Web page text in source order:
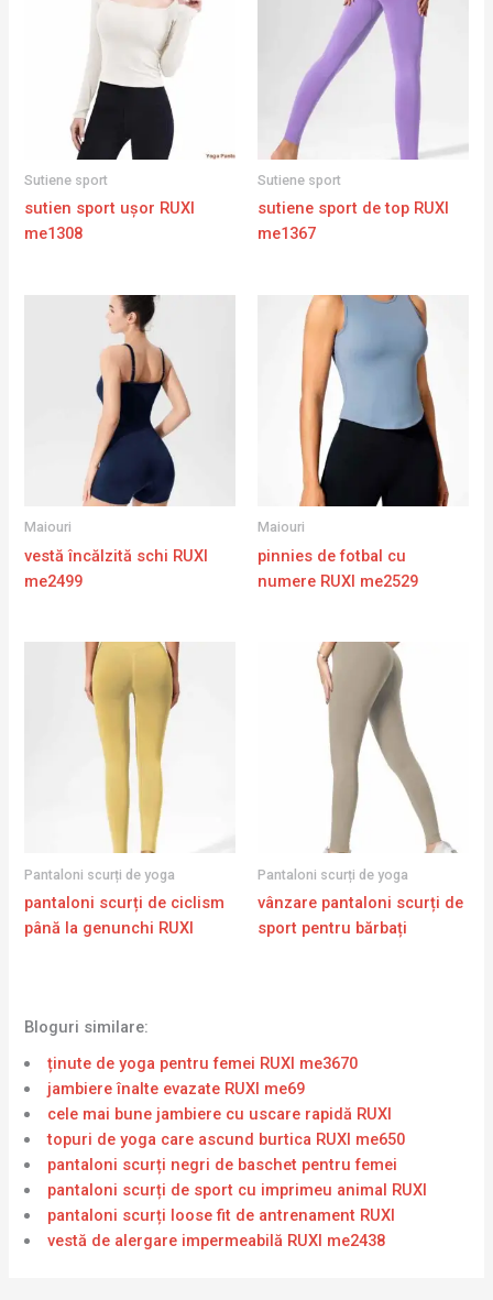
Sutiene sport
sutien sport ușor RUXI
me1308
Sutiene sport
sutiene sport de top RUXI
me1367
Maiouri
vestă încălzită schi RUXI
me2499
Maiouri
pinnies de fotbal cu
numere RUXI me2529
Pantaloni scurți de yoga
pantaloni scurți de ciclism
până la genunchi RUXI
Pantaloni scurți de yoga
vânzare pantaloni scurți de
sport pentru bărbați
Bloguri similare:
ținute de yoga pentru femei RUXI me3670
jambiere înalte evazate RUXI me69
cele mai bune jambiere cu uscare rapidă RUXI
topuri de yoga care ascund burtica RUXI me650
pantaloni scurți negri de baschet pentru femei
pantaloni scurți de sport cu imprimeu animal RUXI
pantaloni scurți loose fit de antrenament RUXI
vestă de alergare impermeabilă RUXI me2438